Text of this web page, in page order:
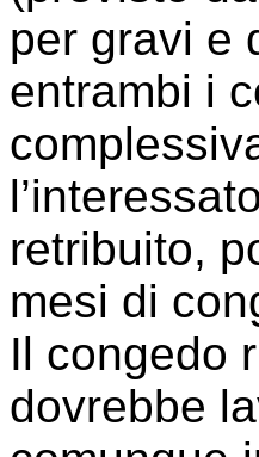
per gravi e
entrambi i
retribuito,
mesi di
Il congedo
dovrebbe